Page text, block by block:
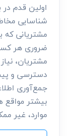
اولین قدم
شناسایی
مشتریانی که
ضروری هر
مشتریان،
دسترسی و
جمع‌آوری
بیشتر مواقع
موارد، غیر